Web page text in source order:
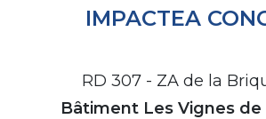
IMPACTEA
RD 307 - ZA de la
Bâtiment Les Vignes de